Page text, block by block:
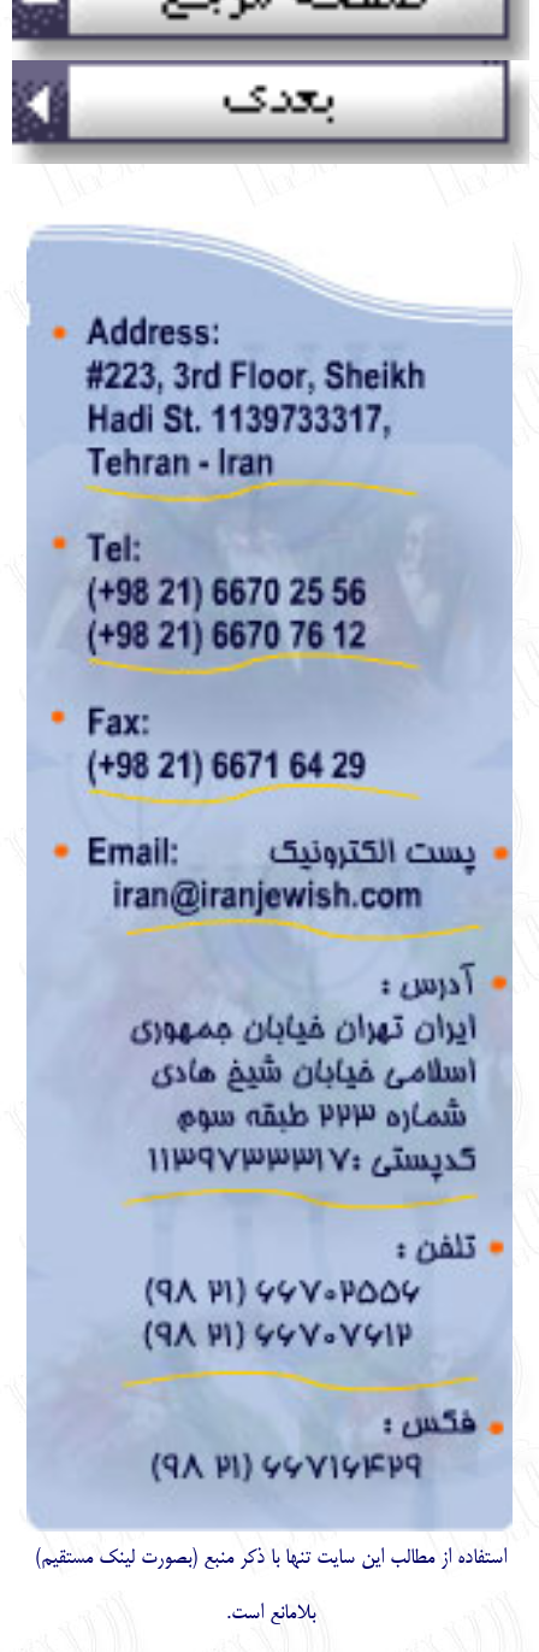
استفاده از مطالب اين سايت تنها با ذكر منبع (بصورت لینک مستقیم)
بلامانع است.